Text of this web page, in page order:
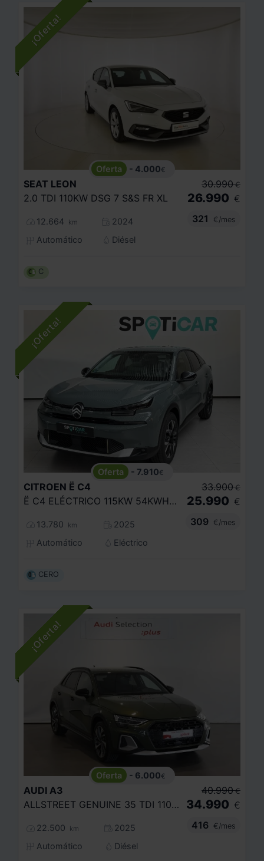
- 4.000€
SEAT LEON
2.0 TDI 110KW DSG 7 S&S FR XL
12.664 km
2024
Automático
Diésel
30.990 €
26.990 €
321
€/mes
C
- 7.910€
CITROEN Ë C4
Ë C4 ELÉCTRICO 115KW 54KWH MAX
13.780 km
2025
Automático
Eléctrico
33.900 €
25.990 €
309
€/mes
CERO
- 6.000€
AUDI A3
ALLSTREET GENUINE 35 TDI 110KW S TRONIC
22.500 km
2025
Automático
Diésel
40.990 €
34.990 €
416
€/mes